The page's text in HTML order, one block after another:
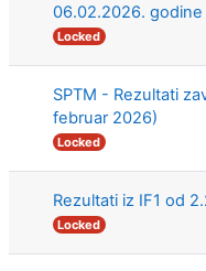
06.02.2026. godine
Locked
SPTM - Rezultati
februar 2026)
Locked
Rezultati iz IF1 od
Locked